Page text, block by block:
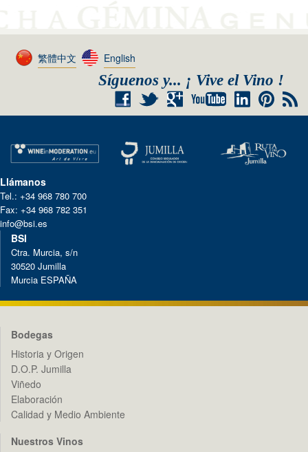
繁體中文 English
Síguenos y... ¡ Vive el Vino !
+ RSS
Llámanos
Tel.: +34 968 780 700
Fax: +34 968 782 351
info@bsi.es
BSI
Ctra. Murcia, s/n
30520 Jumilla
Murcia ESPAÑA
Bodegas
Historia y Origen
D.O.P. Jumilla
Viñedo
Elaboración
Calidad y Medio Ambiente
Nuestros Vinos